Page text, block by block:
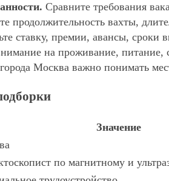
Сравните требования
продолжительность вахты,
ставку, премии, авансы, сроки
на проживание, питание,
Москва важно понимать
Значение
по магнитному и